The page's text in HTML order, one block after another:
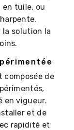
en tuile, ou
la solution la
composée de
en vigueur.
et de
rapidité et